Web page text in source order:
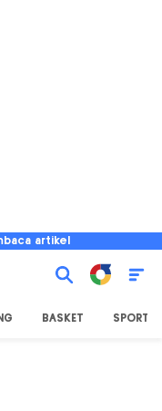
artikel
BASKET SPORT